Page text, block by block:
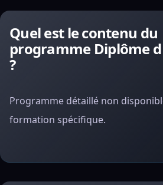
Quel est le contenu du
programme Diplôme
?
Programme détaillé non
formation spécifique.